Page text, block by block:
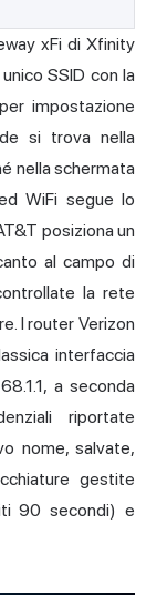
xFi di Xfinity
SSID con la
impostazione
si trova nella
nella schermata
WiFi segue lo
posiziona un
al campo di
la rete
I router Verizon
interfaccia
a seconda
riportate
nome, salvate,
gestite
90 secondi) e